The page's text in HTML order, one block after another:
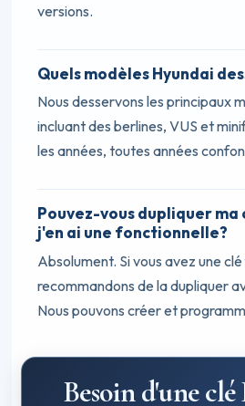
versions.
Quels modèles Hyundai
Nous desservons les principaux
incluant des berlines, VUS et
les années, toutes années
Pouvez-vous dupliquer ma
j'en ai une fonctionnelle?
Absolument. Si vous avez une
recommandons de la dupliquer
Nous pouvons créer et
Besoin d'une